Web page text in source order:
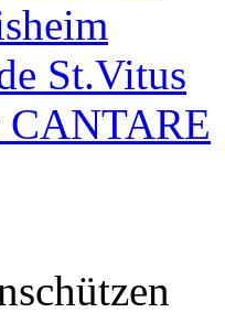
St.Vitus
CANTARE